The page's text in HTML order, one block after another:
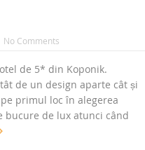
No Comments
de 5* din Koponik.
de un design aparte cât și
primul loc în alegerea
bucure de lux atunci când